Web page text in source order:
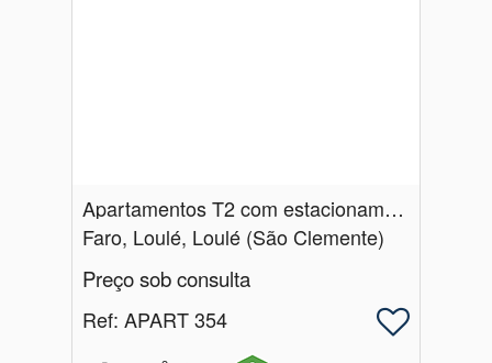
Apartamentos T2 com estacionamento | Nova Construção | São Clemente | Loulé
Faro, Loulé, Loulé (São Clemente)
Preço sob consulta
Ref: APART 354